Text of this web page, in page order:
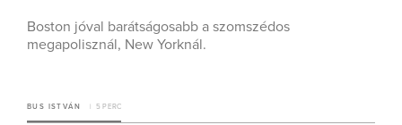
Boston jóval barátságosabb a szomszédos
megapolisznál, New Yorknál.
BUS ISTVÁN 5 PERC